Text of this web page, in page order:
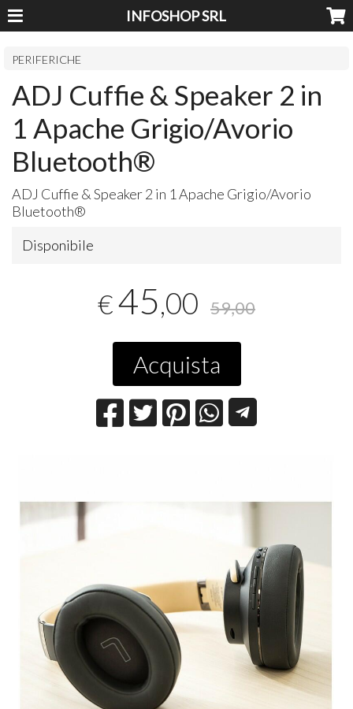
INFOSHOP SRL
PERIFERICHE
ADJ Cuffie & Speaker 2 in
1 Apache Grigio/Avorio
Bluetooth®
ADJ Cuffie & Speaker 2 in 1 Apache Grigio/Avorio
Bluetooth®
Disponibile
€45,00 59,00
Acquista